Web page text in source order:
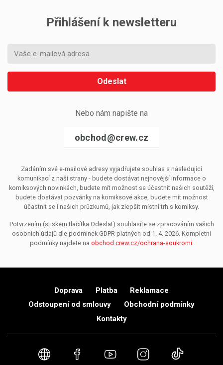
Přihlášení k newsletteru
Odeslat
Nebo nám napište na
obchod@crew.cz
Zadáním své e-mailové adresy vyjadřujete souhlas s následující
komunikací z naší strany - budete dostávat nejnovější informace o
komiksových novinkách, budete mít možnost se účastnit našich soutěží,
budete dostávat pozvánky na komiksové akce, budete mít možnost
účastnit se i našich průzkumů, jak zlepšit místní trh s komiksy.
Potvrzením (stiskem tlačítka Odeslat) souhlasíte se zpracováním vašich
osobních údajů dle podmínek GDPR platných od 1. 4. 2026. Kompletní
podmínky najdete na obchod.crew.cz/ochrana-soukromi.
Doprava Platba
Reklamace
Odstoupení od smlouvy
Obchodní podmínky
Kontakty
Webové stránky
FacebookYouTubeInstagram